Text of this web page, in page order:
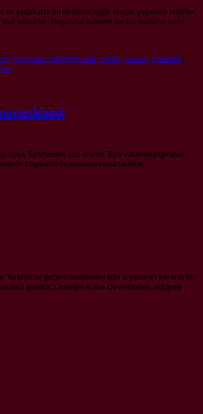
ve sadakatle birbirlerine bağlı olarak yaşamak isterler.
edinirler. Boşanma halinde ise bu malların nasıl
, boşanma, edinilmiş mal , evlilik, fransa, hollanda,
veya Türkiyeden izin alarak Türk vatandaşlığından
boşanma ile sonlandırmaktadırlar.
Türkiye’de geçerli olabilmesi için o yabancı kararın (ör:
gerekir. Örneğin Küba Devletinden aldığınız